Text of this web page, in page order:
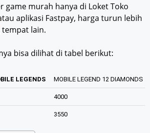
game murah hanya di Loket Toko
aplikasi Fastpay, harga turun lebih
lain.
bisa dilihat di tabel berikut:
LEGENDS MOBILE LEGEND 12 DIAMONDS
4000
3550